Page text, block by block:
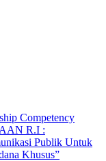
Competency
R.I :
Publik Untuk
Khusus”